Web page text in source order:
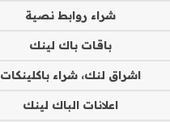
شراء روابط نصية
باقات باك لينك
اشراق لنك، شراء باكلينكات
اعلانات الباك لينك